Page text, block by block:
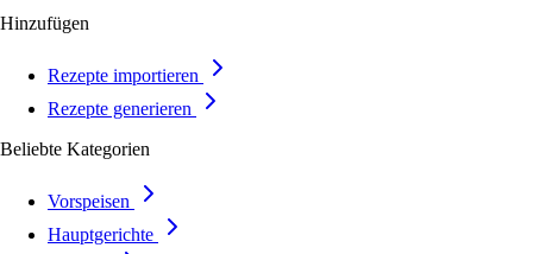
Hinzufügen
Rezepte importieren
Rezepte generieren
Beliebte Kategorien
Vorspeisen
Hauptgerichte